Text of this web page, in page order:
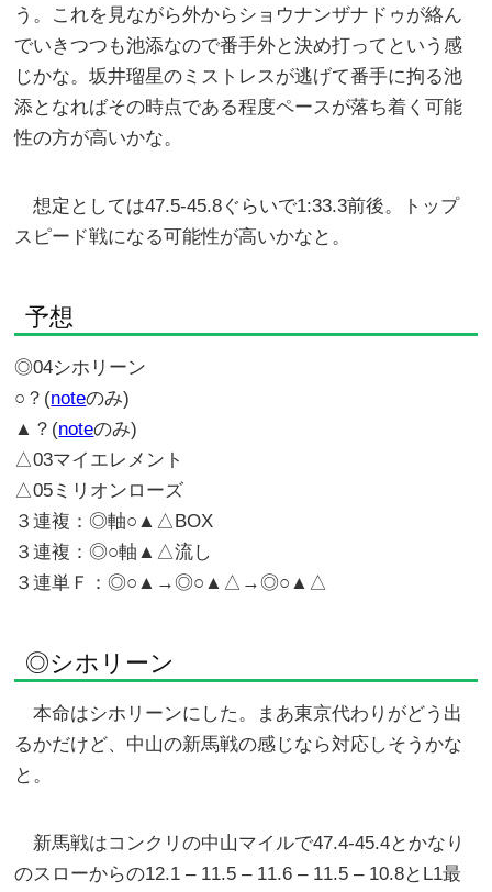
う。これを見ながら外からショウナンザナドゥが絡ん
でいきつつも池添なので番手外と決め打ってという感
じかな。坂井瑠星のミストレスが逃げて番手に拘る池
添となればその時点である程度ペースが落ち着く可能
性の方が高いかな。
想定としては47.5-45.8ぐらいで1:33.3前後。トップ
スピード戦になる可能性が高いかなと。
予想
◎04シホリーン
○？(noteのみ)
▲？(noteのみ)
△03マイエレメント
△05ミリオンローズ
３連複：◎軸○▲△BOX
３連複：◎○軸▲△流し
３連単Ｆ：◎○▲→◎○▲△→◎○▲△
◎シホリーン
本命はシホリーンにした。まあ東京代わりがどう出
るかだけど、中山の新馬戦の感じなら対応しそうかな
と。
新馬戦はコンクリの中山マイルで47.4-45.4とかなり
のスローからの12.1 – 11.5 – 11.6 – 11.5 – 10.8とL1最